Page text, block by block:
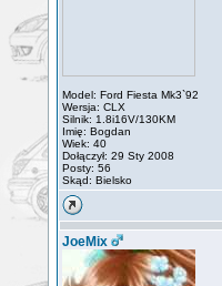
Model: Ford Fiesta Mk3`92
Wersja: CLX
Silnik: 1.8i16V/130KM
Imię: Bogdan
Wiek: 40
Dołączył: 29 Sty 2008
Posty: 56
Skąd: Bielsko
JoeMix